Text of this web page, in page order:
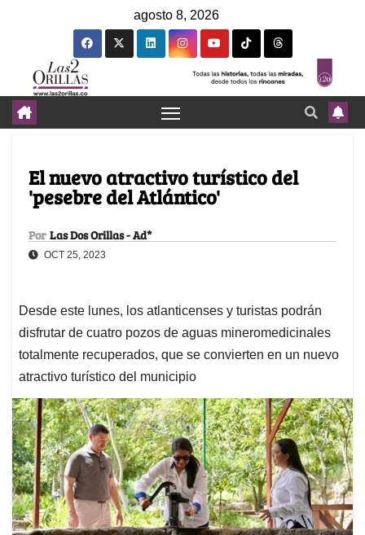
agosto 8, 2026
El nuevo atractivo turístico del
'pesebre del Atlántico'
Por Las Dos Orillas - Ad*
OCT 25, 2023
Desde este lunes, los atlanticenses y turistas podrán
disfrutar de cuatro pozos de aguas mineromedicinales
totalmente recuperados, que se convierten en un nuevo
atractivo turístico del municipio